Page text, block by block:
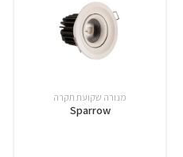
מנורה שקועת תקרה
Sparrow